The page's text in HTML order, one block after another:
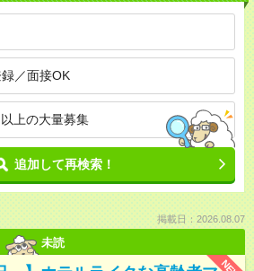
／面接OK
上の大量募集
追加して再検索！
掲載日：2026.08.07
未読